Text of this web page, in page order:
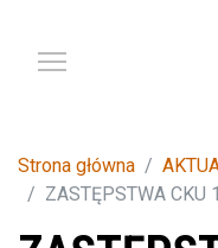
Strona główna
ZASTĘPSTWA CKU 1